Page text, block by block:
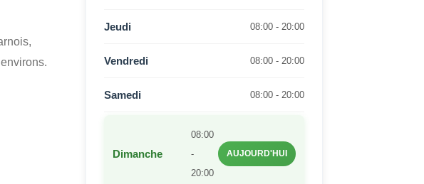
Jeudi 08:00 - 20:00
Vendredi 08:00 - 20:00
Samedi 08:00 - 20:00
Dimanche
08:00
-
20:00
AUJOURD'HUI